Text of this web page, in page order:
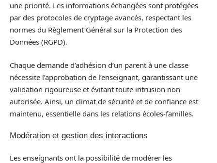
une priorité. Les informations échangées sont protégées
par des protocoles de cryptage avancés, respectant les
normes du Règlement Général sur la Protection des
Données (RGPD).
Chaque demande d’adhésion d’un parent à une classe
nécessite l’approbation de l’enseignant, garantissant une
validation rigoureuse et évitant toute intrusion non
autorisée. Ainsi, un climat de sécurité et de confiance est
maintenu, essentielle dans les relations écoles-familles.
Modération et gestion des interactions
Les enseignants ont la possibilité de modérer les